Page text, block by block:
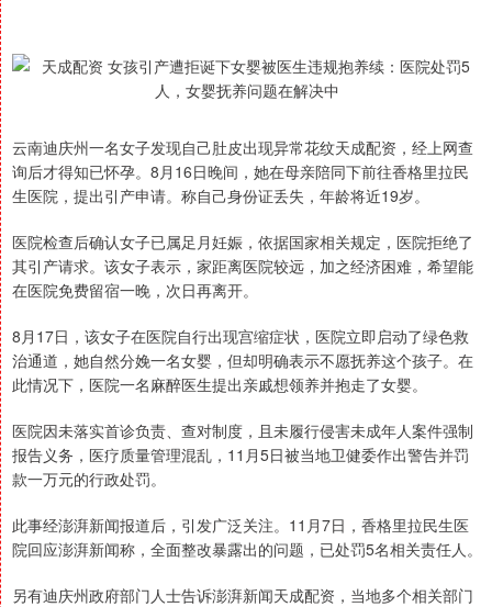
云南迪庆州一名女子发现自己肚皮出现异常花纹天成配资，经上网查
询后才得知已怀孕。8月16日晚间，她在母亲陪同下前往香格里拉民
生医院，提出引产申请。称自己身份证丢失，年龄将近19岁。
医院检查后确认女子已属足月妊娠，依据国家相关规定，医院拒绝了
其引产请求。该女子表示，家距离医院较远，加之经济困难，希望能
在医院免费留宿一晚，次日再离开。
8月17日，该女子在医院自行出现宫缩症状，医院立即启动了绿色救
治通道，她自然分娩一名女婴，但却明确表示不愿抚养这个孩子。在
此情况下，医院一名麻醉医生提出亲戚想领养并抱走了女婴。
医院因未落实首诊负责、查对制度，且未履行侵害未成年人案件强制
报告义务，医疗质量管理混乱，11月5日被当地卫健委作出警告并罚
款一万元的行政处罚。
此事经澎湃新闻报道后，引发广泛关注。11月7日，香格里拉民生医
院回应澎湃新闻称，全面整改暴露出的问题，已处罚5名相关责任人。
另有迪庆州政府部门人士告诉澎湃新闻天成配资，当地多个相关部门